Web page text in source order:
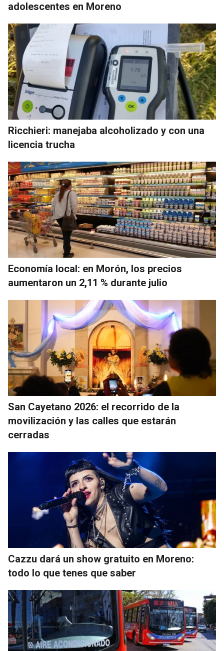
adolescentes en Moreno
Ricchieri: manejaba alcoholizado y con una
licencia trucha
Economía local: en Morón, los precios
aumentaron un 2,11 % durante julio
San Cayetano 2026: el recorrido de la
movilización y las calles que estarán
cerradas
Cazzu dará un show gratuito en Moreno:
todo lo que tenes que saber